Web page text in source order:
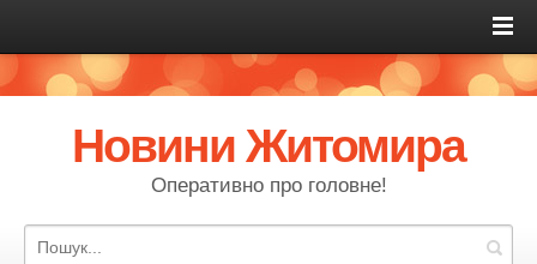
Новини Житомира
Оперативно про головне!